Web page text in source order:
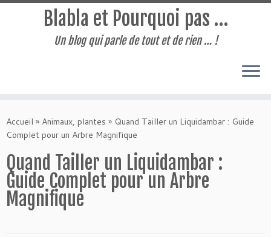
au
contenu
Blabla et Pourquoi pas …
Un blog qui parle de tout et de rien … !
Accueil » Animaux, plantes » Quand Tailler un Liquidambar : Guide
Complet pour un Arbre Magnifique
Quand Tailler un Liquidambar :
Guide Complet pour un Arbre
Magnifique